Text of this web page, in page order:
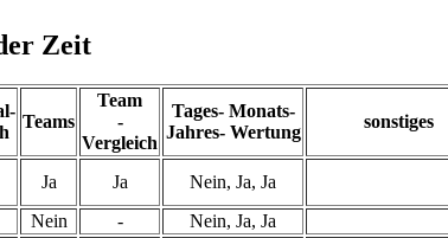
Zeit
Teams
Team
-
Vergleich
Tages- Monats-
Jahres- Wertung
sonstiges
Ja Ja Nein, Ja, Ja
Nein - Nein, Ja, Ja